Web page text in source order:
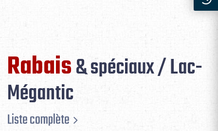
Rabais& spéciaux / Lac-
Mégantic
Liste complète